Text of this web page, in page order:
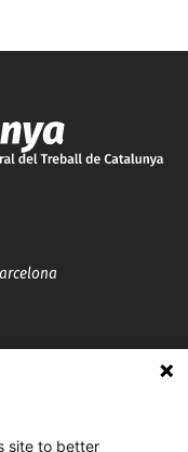
site to better